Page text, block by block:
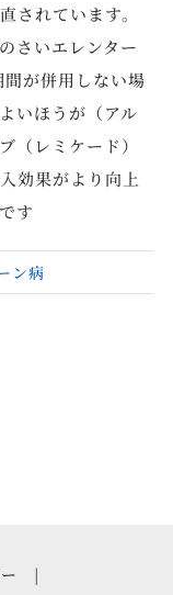
されています。
さいエレンター
が併用しない場
いほうが（アル
（レミケード）
効果がより向上
す
ン病